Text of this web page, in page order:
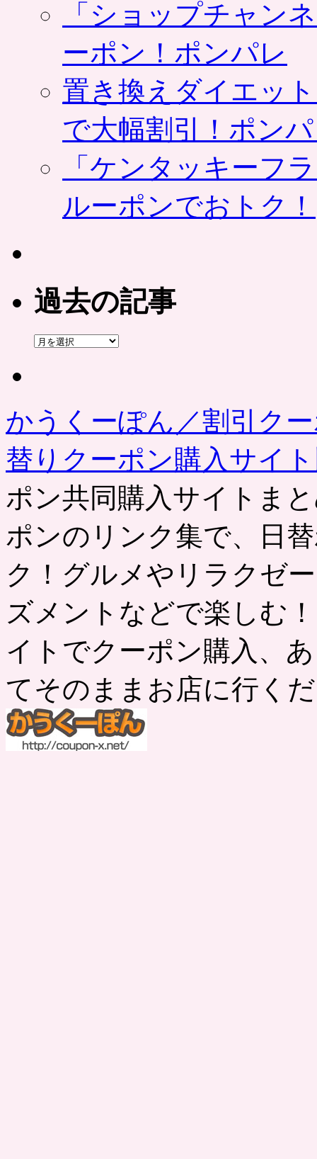
「ショップチャン
ーポン！ポンパレ
置き換えダイエッ
で大幅割引！ポン
「ケンタッキーフ
ルーポンでおトク！
過去の記事
過
かうくーぽん／割引ク
替りクーポン購入サイ
ポン共同購入サイトま
ポンのリンク集で、日
ク！グルメやリラクゼ
ズメントなどで楽しむ
イトでクーポン購入、
てそのままお店に行く